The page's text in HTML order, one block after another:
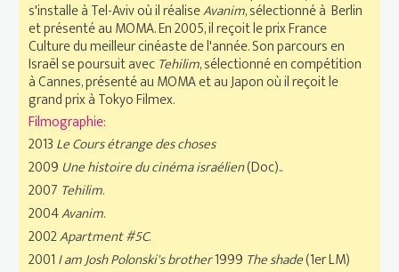
s'installe à Tel-Aviv où il réaliseAvanim, sélectionné à Berlin
et présenté au MOMA. En 2005, il reçoit le prix France
Culture du meilleur cinéaste de l'année. Son parcours en
Israël se poursuit avecTehilim, sélectionné en compétition
à Cannes, présenté au MOMA et au Japon où il reçoit le
grand prix à Tokyo Filmex.
Filmographie:
2013Le Cours étrange des choses
2009 Une histoire du cinéma israélien(Doc)..
2007 Tehilim.
2004Avanim.
2002Apartment #5C.
2001I am Josh Polonski's brother1999 The shade(1er LM)